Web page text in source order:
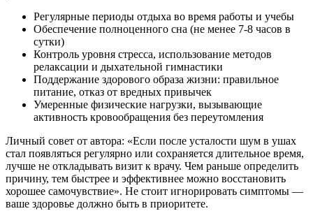
Регулярные периоды отдыха во время работы и учебы
Обеспечение полноценного сна (не менее 7-8 часов в
сутки)
Контроль уровня стресса, использование методов
релаксации и дыхательной гимнастики
Поддержание здорового образа жизни: правильное
питание, отказ от вредных привычек
Умеренные физические нагрузки, вызывающие
активность кровообращения без переутомления
Личный совет от автора: «Если после усталости шум в ушах
стал появляться регулярно или сохраняется длительное время,
лучше не откладывать визит к врачу. Чем раньше определить
причину, тем быстрее и эффективнее можно восстановить
хорошее самочувствие». Не стоит игнорировать симптомы —
ваше здоровье должно быть в приоритете.